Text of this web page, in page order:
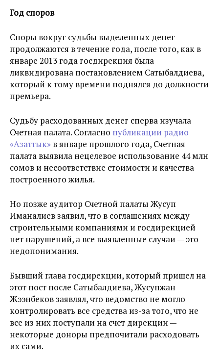
Год споров
Споры вокруг судьбы выделенных денег
продолжаются в течение года, после того, как в
январе 2013 года госдирекция была
ликвидирована постановлением Сатыбалдиева,
который к тому времени поднялся до должности
премьера.
Судьбу расходованных денег сперва изучала
Счетная палата. Согласно публикации радио
«Азаттык» в январе прошлого года, Счетная
палата выявила нецелевое использование 44 млн
сомов и несоответствие стоимости и качества
построенного жилья.
Но позже аудитор Счетной палаты Жусуп
Иманалиев заявил, что в соглашениях между
строительными компаниями и госдирекцией
нет нарушений, а все выявленные случаи — это
недопонимания.
Бывший глава госдирекции, который пришел на
этот пост после Сатыбалдиева, Жусупжан
Жээнбеков заявлял, что ведомство не могло
контролировать все средства из-за того, что не
все из них поступали на счет дирекции —
некоторые доноры предпочитали расходовать
их сами.